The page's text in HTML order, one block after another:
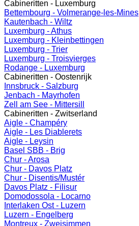
Cabineritten - Luxemburg
Bettembourg - Volmerange-les-Mines
Kautenbach - Wiltz
Luxemburg - Athus
Luxemburg - Kleinbettingen
Luxemburg - Trier
Luxemburg - Troisvierges
Rodange - Luxemburg
Cabineritten - Oostenrijk
Innsbruck - Salzburg
Jenbach - Mayrhofen
Zell am See - Mittersill
Cabineritten - Zwitserland
Aigle - Champéry
Aigle - Les Diablerets
Aigle - Leysin
Basel SBB - Brig
Chur - Arosa
Chur - Davos Platz
Chur - Disentis/Mustér
Davos Platz - Filisur
Domodossola - Locarno
Interlaken Ost - Luzern
Luzern - Engelberg
Montreux - Zweisimmen